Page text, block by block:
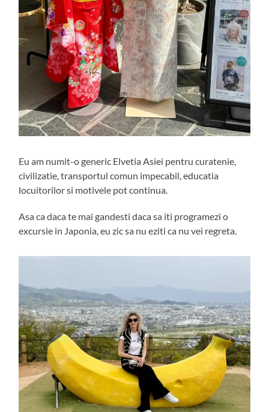
Eu am numit-o generic Elvetia Asiei pentru curatenie,
civilizatie, transportul comun impecabil, educatia
locuitorilor si motivele pot continua.
Asa ca daca te mai gandesti daca sa iti programezi o
excursie in Japonia, eu zic sa nu eziti ca nu vei regreta.